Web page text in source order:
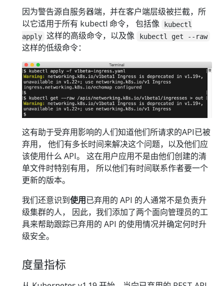
因为警告源自服务器端，并在客户端层级被拦截，所
以它适用于所有 kubectl 命令， 包括像
kubectl
apply 这样的高级命令，以及像 kubectl get --raw
这样的低级命令：
这有助于受弃用影响的人们知道他们所请求的API已被
弃用， 他们有多长时间来解决这个问题，以及他们应
该使用什么 API。 这在用户应用不是由他们创建的清
单文件时特别有用， 所以他们有时间联系作者要一个
更新的版本。
我们还意识到使用已弃用的 API 的人通常不是负责升
级集群的人， 因此，我们添加了两个面向管理员的工
具来帮助跟踪已弃用的 API 的使用情况并确定何时升
级安全。
度量指标